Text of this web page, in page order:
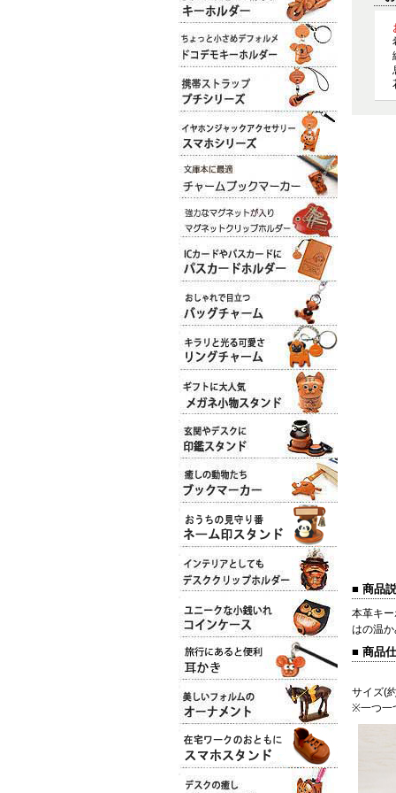
■ 商品
本革キ
はの温
■ 商品
サイズ(
※一つ一